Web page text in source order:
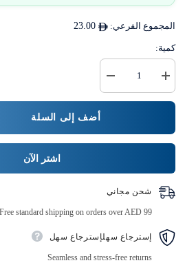
المجموع الفرعي: 23.00
كمية:
كمية
{{
المنتج
زيادة
كمية
كيس
مطبوع
أضف إلى السلة
اشتر الآن
شحن مجاني
Free standard shipping on orders over AED 99
إسترجاع سهلإسترجاع سهل
Seamless and stress-free returns